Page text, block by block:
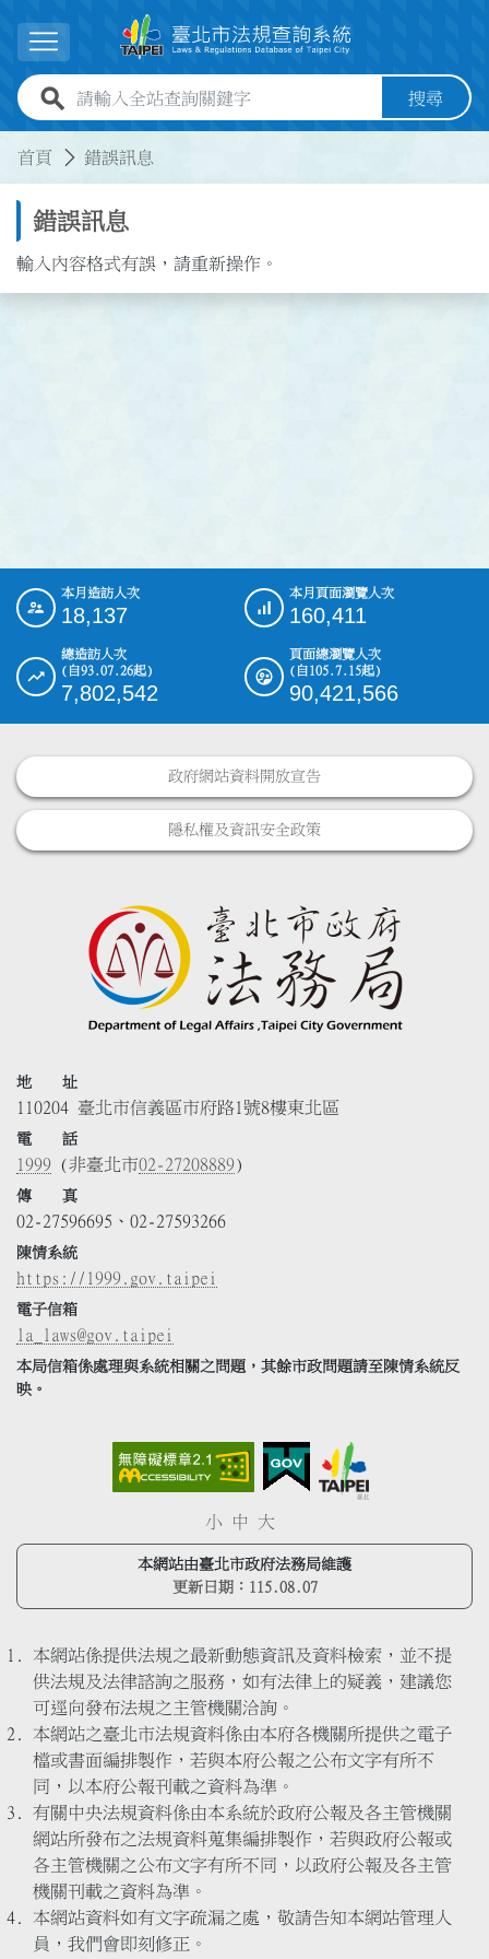
展開選單
全站查詢關鍵字欄位 搜尋
首頁 錯誤訊息
錯誤訊息
輸入內容格式有誤，請重新操作。
::: 本月造訪人次
18,137
本月頁面瀏覽人次
160,411
總造訪人次
(自93.07.26起)
7,802,542
頁面總瀏覽人次
(自105.7.15起)
90,421,566
政府網站資料開放宣告
隱私權及資訊安全政策
地 址
110204 臺北市信義區市府路1號8樓東北區
電 話
1999 (非臺北市02-27208889)
傳 真
02-27596695、02-27593266
陳情系統
https://1999.gov.taipei
電子信箱
la_laws@gov.taipei
本局信箱係處理與系統相關之問題，其餘市政問題請至陳情系統反
映。
小 中 大
本網站由臺北市政府法務局維護
更新日期： 115.08.07
本網站係提供法規之最新動態資訊及資料檢索，並不提
供法規及法律諮詢之服務，如有法律上的疑義，建議您
可逕向發布法規之主管機關洽詢。
本網站之臺北市法規資料係由本府各機關所提供之電子
檔或書面編排製作，若與本府公報之公布文字有所不
同，以本府公報刊載之資料為準。
有關中央法規資料係由本系統於政府公報及各主管機關
網站所發布之法規資料蒐集編排製作，若與政府公報或
各主管機關之公布文字有所不同，以政府公報及各主管
機關刊載之資料為準。
本網站資料如有文字疏漏之處，敬請告知本網站管理人
員，我們會即刻修正。